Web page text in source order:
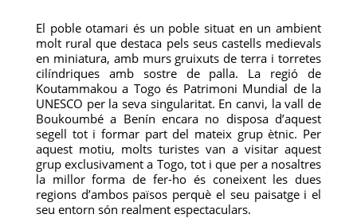
El poble otamari és un poble situat en un ambient
molt rural que destaca pels seus castells medievals
en miniatura, amb murs gruixuts de terra i torretes
cilíndriques amb sostre de palla. La regió de
Koutammakou a Togo és Patrimoni Mundial de la
UNESCO per la seva singularitat. En canvi, la vall de
Boukoumbé a Benín encara no disposa d’aquest
segell tot i formar part del mateix grup ètnic. Per
aquest motiu, molts turistes van a visitar aquest
grup exclusivament a Togo, tot i que per a nosaltres
la millor forma de fer-ho és coneixent les dues
regions d’ambos països perquè el seu paisatge i el
seu entorn són realment espectaculars.